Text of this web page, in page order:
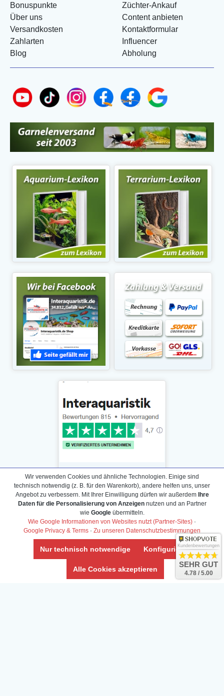
Bonuspunkte
Über uns
Versandkosten
Zahlarten
Blog
Züchter-Ankauf
Content anbieten
Kontaktformular
Influencer
Abholung
Daten­schutz­erklärung
Widerrufs­recht /Widerrufs­formular
AGB & Info
Impressum
Umwelt und Entsorgung
Vertrag widerrufen
Wir verwenden Cookies und ähnliche Technologien. Einige sind
technisch notwendig (z. B. für den Warenkorb), andere helfen uns, unser
Angebot zu verbessern. Mit Ihrer Einwilligung dürfen wir außerdem Ihre
Daten für die Personalisierung von Anzeigennutzen und an Partner
wie Googleübermitteln.
Wie Google Informationen von Websites nutzt (Partner-Sites) ·
Google Privacy & Terms · Zu unseren Datenschutzbestimmungen
Nur technisch notwendige Konfigurieren
Alle Cookies akzeptieren
Kundenbewertungen
SEHR GUT
4.78 / 5.00